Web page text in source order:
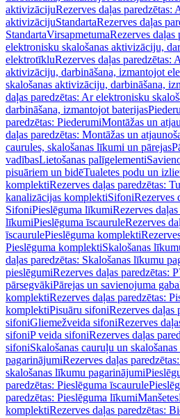
aktivizācijuRezerves daļas paredzētas:
aktivizācijuStandartaRezerves daļas
StandartaVirsapmetumaRezerves daļas
elektronisku skalošanas aktivizāciju,
elektrotīkluRezerves daļas paredzētas:
aktivizāciju, darbināšana, izmantojot
skalošanas aktivizāciju, darbināšana,
daļas paredzētas: Ar elektronisku
darbināšana, izmantojot baterijas
paredzētas: PiederumiMontāžas un
daļas paredzētas: Montāžas un
caurules, skalošanas līkumi un pārejas
vadībasLietošanas palīgelementi
pisuāriem un bidēTualetes podu un
komplektiRezerves daļas paredzētas:
kanalizācijas komplektiSifoniRezerves
SifoniPieslēguma līkumiRezerves
līkumiPieslēguma īscauruleRezerves
īscaurulePieslēguma komplekti
Pieslēguma komplektiSkalošanas
daļas paredzētas: Skalošanas līkumu
pieslēgumiRezerves daļas paredzētas:
pārsegvākiPārejas un savienojuma
komplektiRezerves daļas paredzētas:
komplektiPisuāru sifoniRezerves daļas
sifoniGliemežveida sifoniRezerves
sifoniP veida sifoniRezerves daļas
sifoniSkalošanas cauruļu un
pagarinājumiRezerves daļas
skalošanas līkumu pagarinājumi
paredzētas: Pieslēguma īscaurule
paredzētas: Pieslēguma līkumiManšetes
komplektiRezerves daļas paredzētas: